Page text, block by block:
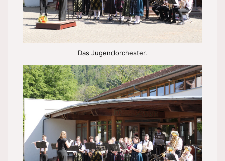
Das Jugendorchester.